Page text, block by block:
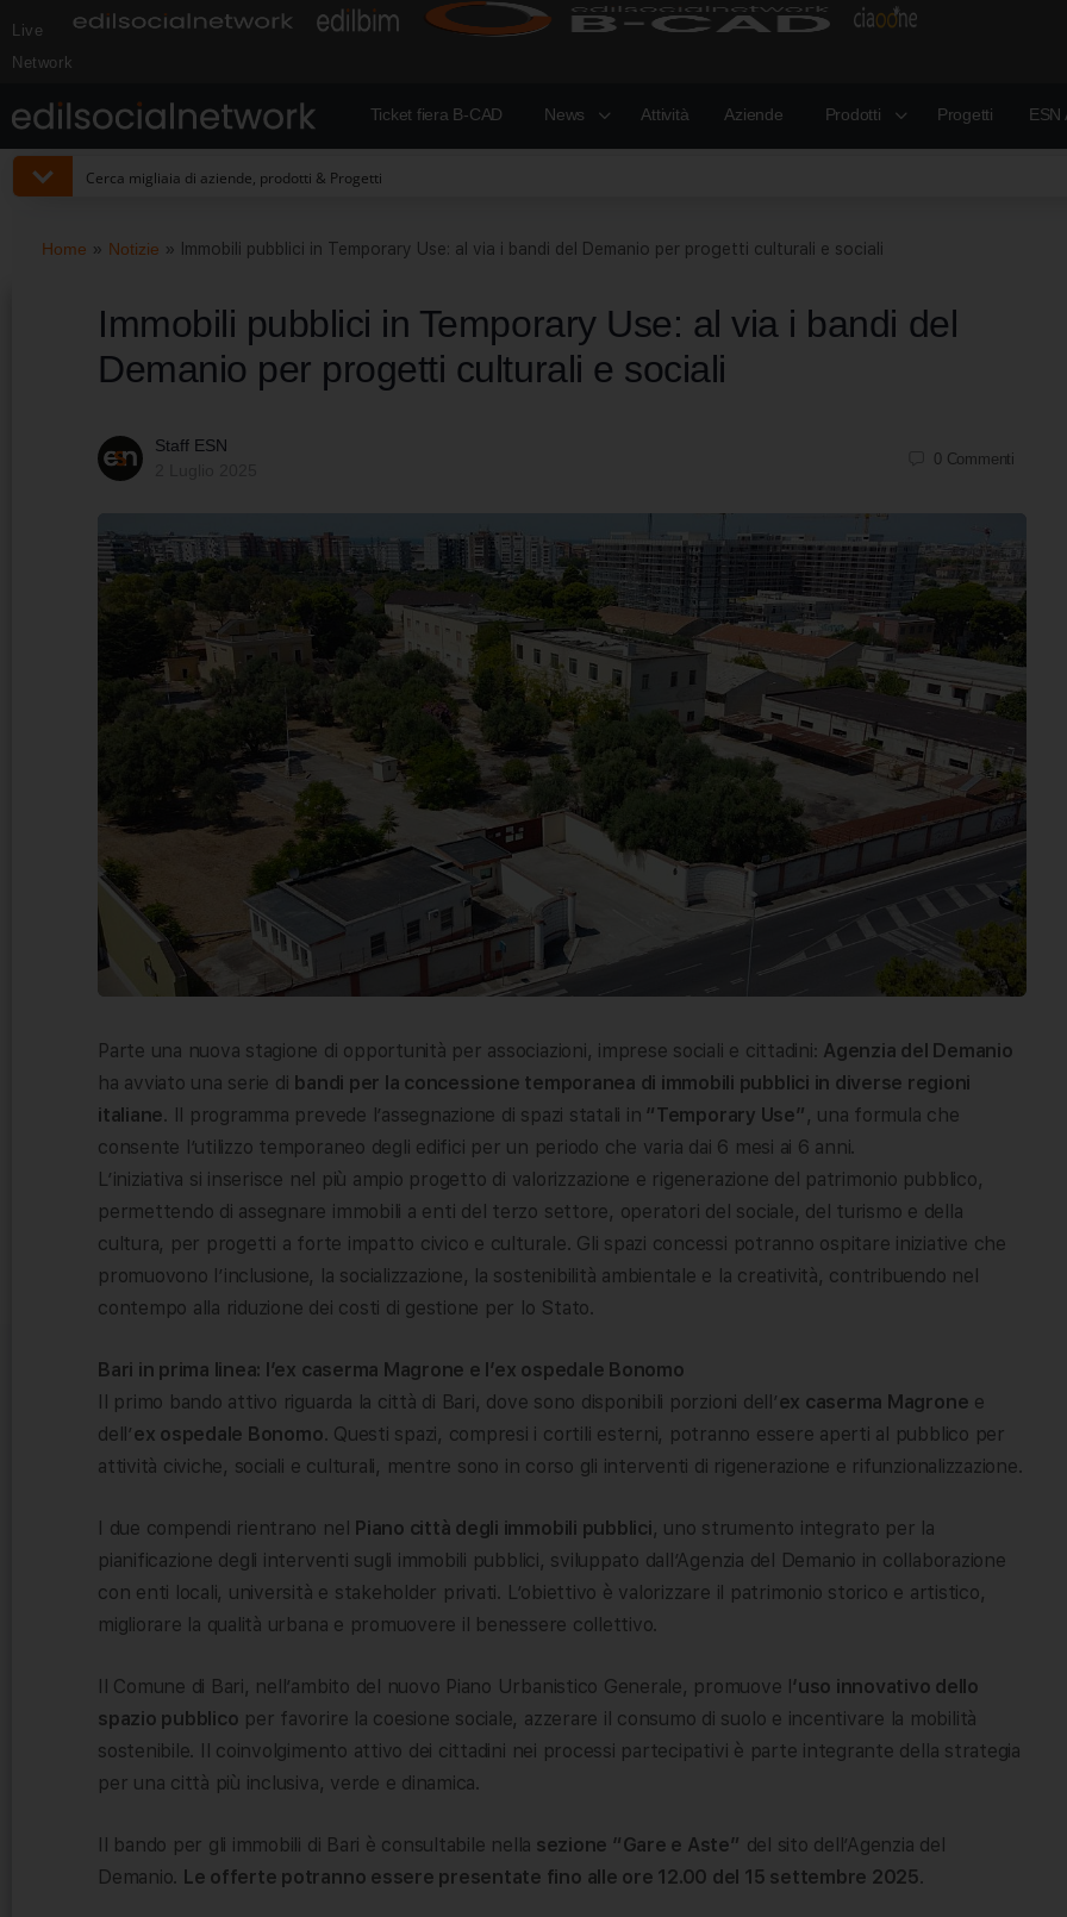
Live
Network
Ticket fiera B-CAD News Attività Aziende Prodotti Progetti ESN
Home » Notizie » Immobili pubblici in Temporary Use: al via i bandi del Demanio per progetti culturali e sociali
Immobili pubblici in Temporary Use: al via i bandi del
Demanio per progetti culturali e sociali
Staff ESN
0 Commenti
Parte una nuova stagione di opportunità per associazioni, imprese sociali e cittadini: Agenzia del Demanio
ha avviato una serie di bandi per la concessione temporanea di immobili pubblici in diverse regioni
italiane. Il programma prevede l’assegnazione di spazi statali in “Temporary Use” , una formula che
consente l’utilizzo temporaneo degli edifici per un periodo che varia dai 6 mesi ai 6 anni.
L’iniziativa si inserisce nel più ampio progetto di valorizzazione e rigenerazione del patrimonio pubblico,
permettendo di assegnare immobili a enti del terzo settore, operatori del sociale, del turismo e della
cultura, per progetti a forte impatto civico e culturale. Gli spazi concessi potranno ospitare iniziative che
promuovono l’inclusione, la socializzazione, la sostenibilità ambientale e la creatività, contribuendo nel
contempo alla riduzione dei costi di gestione per lo Stato.
Bari in prima linea: l’ex caserma Magrone e l’ex ospedale Bonomo
Il primo bando attivo riguarda la città di Bari, dove sono disponibili porzioni dell’ex caserma Magrone e
dell’ex ospedale Bonomo. Questi spazi, compresi i cortili esterni, potranno essere aperti al pubblico per
attività civiche, sociali e culturali, mentre sono in corso gli interventi di rigenerazione e rifunzionalizzazione.
I due compendi rientrano nel Piano città degli immobili pubblici, uno strumento integrato per la
pianificazione degli interventi sugli immobili pubblici, sviluppato dall’Agenzia del Demanio in collaborazione
con enti locali, università e stakeholder privati. L’obiettivo è valorizzare il patrimonio storico e artistico,
migliorare la qualità urbana e promuovere il benessere collettivo.
Il Comune di Bari, nell’ambito del nuovo Piano Urbanistico Generale, promuove l‘uso innovativo dello
spazio pubblico per favorire la coesione sociale, azzerare il consumo di suolo e incentivare la mobilità
sostenibile. Il coinvolgimento attivo dei cittadini nei processi partecipativi è parte integrante della strategia
per una città più inclusiva, verde e dinamica.
Il bando per gli immobili di Bari è consultabile nella sezione “Gare e Aste” del sito dell’Agenzia del
Demanio. Le offerte potranno essere presentate fino alle ore 12.00 del 15 settembre 2025.